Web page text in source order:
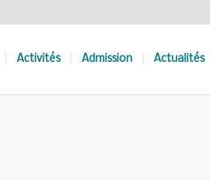
Activités Admission Actualités